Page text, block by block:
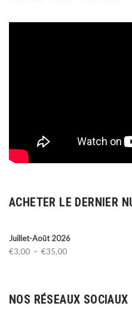
ACHETER LE DERNIER
Juillet-Août 2026
€3,00 – €35,00Plage
à
NOS RÉSEAUX SOCIAUX